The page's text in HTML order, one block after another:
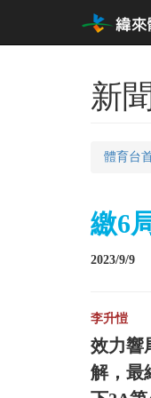
新
體育台
繳6
2023/9/9
李升愷
效力響
解，最